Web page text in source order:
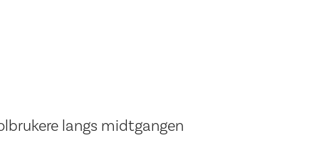
langs midtgangen